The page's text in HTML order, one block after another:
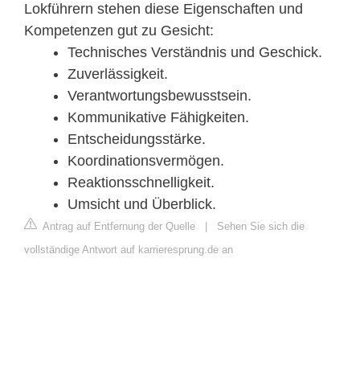
Lokführern stehen diese Eigenschaften und
Kompetenzen gut zu Gesicht:
Technisches Verständnis und Geschick.
Zuverlässigkeit.
Verantwortungsbewusstsein.
Kommunikative Fähigkeiten.
Entscheidungsstärke.
Koordinationsvermögen.
Reaktionsschnelligkeit.
Umsicht und Überblick.
Antrag auf Entfernung der Quelle
Sehen Sie sich die
vollständige Antwort auf karrieresprung.de an